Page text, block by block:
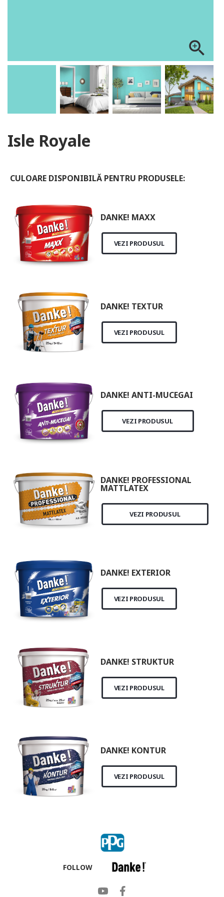
zoom_in
Isle Royale
CULOARE DISPONIBILĂ PENTRU PRODUSELE:
DANKE! MAXX
VEZI PRODUSUL
DANKE! TEXTUR
VEZI PRODUSUL
DANKE! ANTI-MUCEGAI
VEZI PRODUSUL
DANKE! PROFESSIONAL
MATTLATEX
VEZI PRODUSUL
DANKE! EXTERIOR
VEZI PRODUSUL
DANKE! STRUKTUR
VEZI PRODUSUL
DANKE! KONTUR
VEZI PRODUSUL
FOLLOW